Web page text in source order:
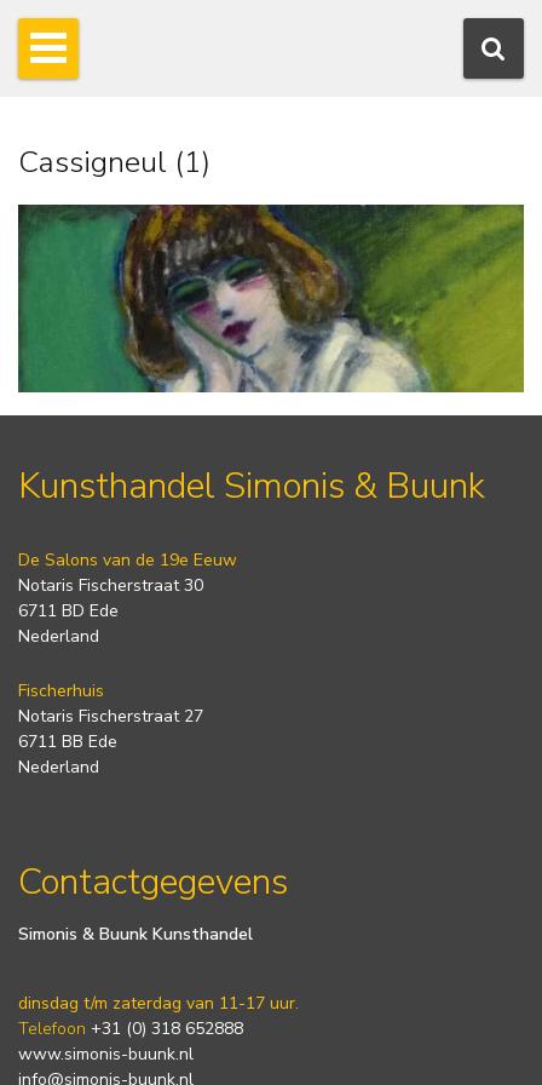
Cassigneul (1)
Kunsthandel Simonis & Buunk
De Salons van de 19e Eeuw
Notaris Fischerstraat 30
6711 BD Ede
Nederland
Fischerhuis
Notaris Fischerstraat 27
6711 BB Ede
Nederland
Contactgegevens
Simonis & Buunk Kunsthandel
dinsdag t/m zaterdag van 11-17 uur.
Telefoon +31 (0) 318 652888
www.simonis-buunk.nl
info@simonis-buunk.nl